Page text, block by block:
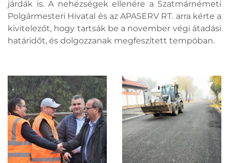
járdák is. A nehézségek ellenére a Szatmárnémeti
Polgármesteri Hivatal és az APASERV RT. arra kérte a
kivitelezőt, hogy tartsák be a november végi átadási
határidőt, és dolgozzanak megfeszített tempóban.